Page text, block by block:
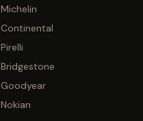
Michelin
Continental
Pirelli
Bridgestone
Goodyear
Nokian